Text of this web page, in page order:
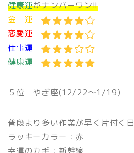
健康運がナンバーワン!!
金 運
恋愛運
仕事運
健康運
５位 やぎ座(12/22〜1/19)
普段より多い作業が早く片付く日
ラッキーカラー：赤